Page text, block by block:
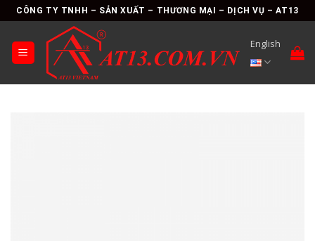
Skip
to
content
CÔNG TY TNHH – SẢN XUẤT – THƯƠNG MẠI – DỊCH VỤ – AT13
English